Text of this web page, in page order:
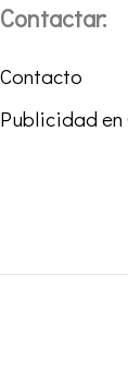
Contactar:
Contacto
Publicidad en